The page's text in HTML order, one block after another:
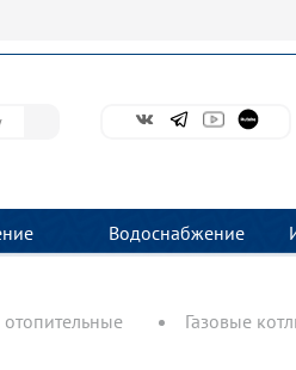
Водоснабжение
Газовые